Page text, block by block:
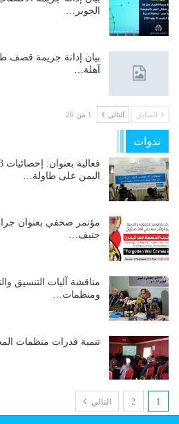
الجوير…
بيان إدانة جريمة قصف
آهلة…
السابق التالي 1 من 26
ندوات
اليمن على طاولة…
مؤتمر صحفي بعنوان
جنيف…
مناقشة آليات التنسيق
ومنظمات…
تنمية قدرات منظمات
1
2 التالي